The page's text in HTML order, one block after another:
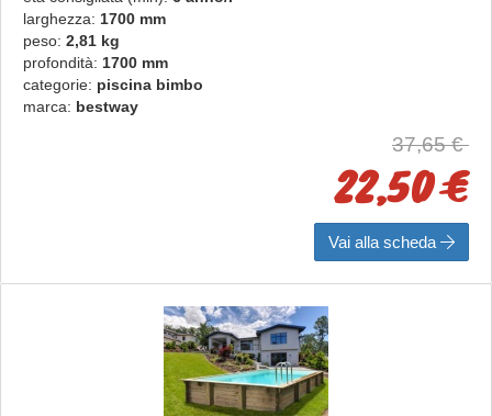
larghezza: 1700 mm
peso: 2,81 kg
profondità: 1700 mm
categorie: piscina bimbo
marca: bestway
37,65 €
22,50 €
Vai alla scheda